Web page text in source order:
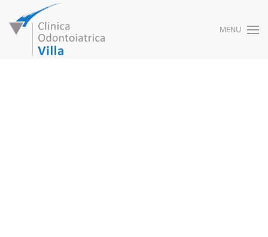
Skip to main content MENU